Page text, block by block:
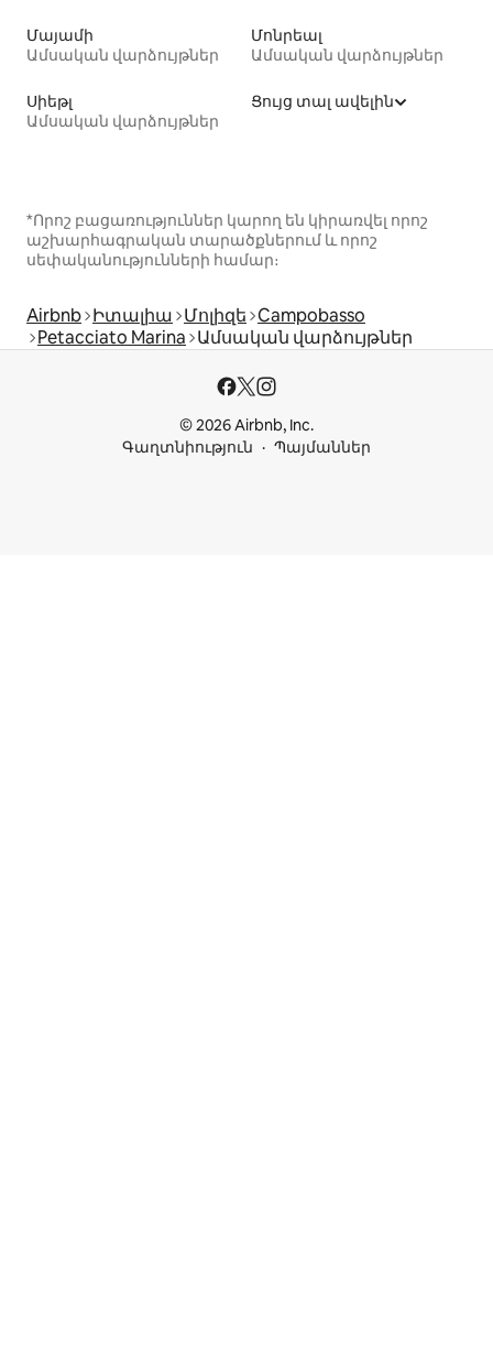
Մայամի
Ամսական վարձույթներ
Մոնրեալ
Ամսական վարձույթներ
Սիեթլ
Ամսական վարձույթներ
Ցույց տալ ավելին
*Որոշ բացառություններ կարող են կիրառվել որոշ
աշխարհագրական տարածքներում և որոշ
սեփականությունների համար։
Airbnb Իտալիա Մոլիզե Campobasso
Petacciato Marina Ամսական վարձույթներ
© 2026 Airbnb, Inc.
Գաղտնիություն
Պայմաններ